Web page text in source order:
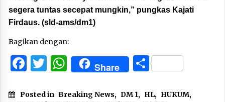
segera tuntas secepat mungkin,” pungkas Kajati
Firdaus. (sld-ams/dm1)
Bagikan dengan:
Facebook
Twitter
WhatsApp
Share Share
Posted in Breaking News, DM 1, HL, HUKUM,